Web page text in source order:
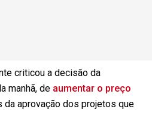
criticou a decisão da
manhã, de aumentar o preço
da aprovação dos projetos que